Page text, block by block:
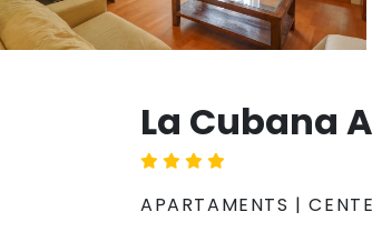
La Cubana
APARTAMENTS |